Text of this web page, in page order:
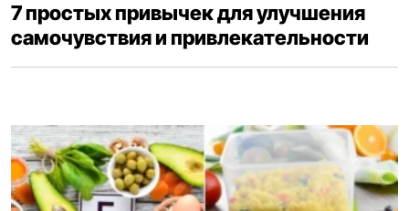
7 простых привычек для улучшения
самочувствия и привлекательности